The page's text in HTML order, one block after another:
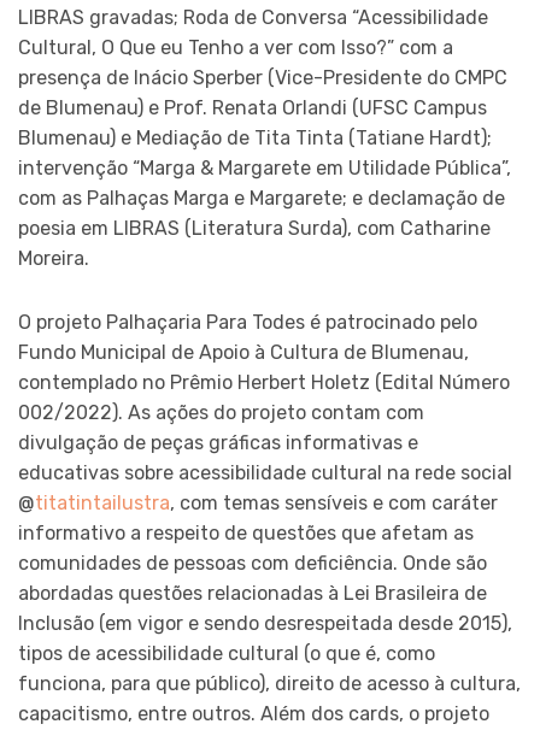
LIBRAS gravadas; Roda de Conversa “Acessibilidade
Cultural, O Que eu Tenho a ver com Isso?” com a
presença de Inácio Sperber (Vice-Presidente do CMPC
de Blumenau) e Prof. Renata Orlandi (UFSC Campus
Blumenau) e Mediação de Tita Tinta (Tatiane Hardt);
intervenção “Marga & Margarete em Utilidade Pública”,
com as Palhaças Marga e Margarete; e declamação de
poesia em LIBRAS (Literatura Surda), com Catharine
Moreira.
O projeto Palhaçaria Para Todes é patrocinado pelo
Fundo Municipal de Apoio à Cultura de Blumenau,
contemplado no Prêmio Herbert Holetz (Edital Número
002/2022). As ações do projeto contam com
divulgação de peças gráficas informativas e
educativas sobre acessibilidade cultural na rede social
@titatintailustra, com temas sensíveis e com caráter
informativo a respeito de questões que afetam as
comunidades de pessoas com deficiência. Onde são
abordadas questões relacionadas à Lei Brasileira de
Inclusão (em vigor e sendo desrespeitada desde 2015),
tipos de acessibilidade cultural (o que é, como
funciona, para que público), direito de acesso à cultura,
capacitismo, entre outros. Além dos cards, o projeto